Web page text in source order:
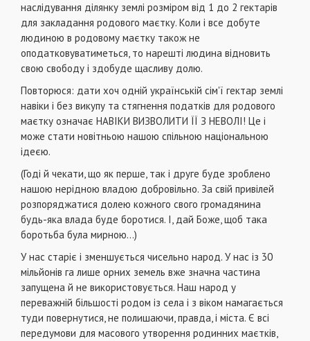
наслідування ділянку землі розміром від 1 до 2 гектарів
для закладання родового маєтку. Коли і все добуте
людиною в родовому маєтку також не
оподатковуватиметься, то нарешті людина відновить
свою свободу і здобуде щасливу долю.
Повторюся: дати хоч одній українській сім'ї гектар землі
навіки і без викупу та стягнення податків для родового
маєтку означає НАВІКИ ВИЗВОЛИТИ ЇЇ З НЕВОЛІ! Це і
може стати новітньою нашою спільною національною
ідеєю.
(Годі й чекати, що як перше, так і друге буде зроблено
нашою нерідною владою добровільно. За свій привілей
розпоряджатися долею кожного свого громадянина
будь-яка влада буде боротися. І, дай Боже, щоб така
боротьба була мирною...)
У нас старіє і зменшується чисельно народ. У нас із 30
мільйонів га лише орних земель вже значна частина
запущена й не використовується. Наш народ у
переважній більшості родом із села і з віком намагається
туди повернутися, не полишаючи, правда, і міста. Є всі
передумови для масового утворення родинних маєтків,